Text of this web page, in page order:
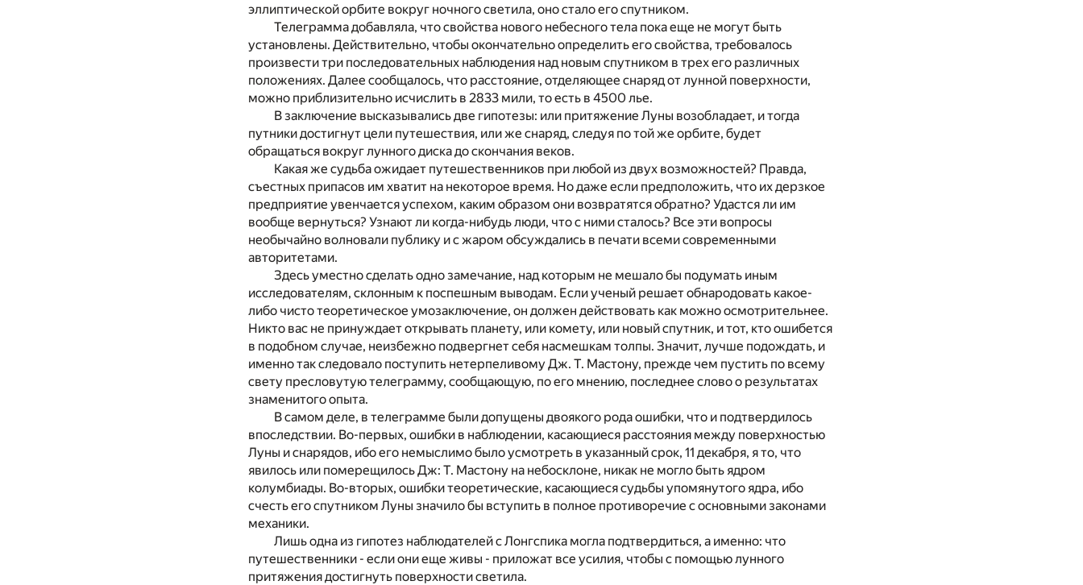
эллиптической орбите вокруг ночного светила, оно стало его спутником.
Телеграмма добавляла, что свойства нового небесного тела пока еще не могут быть
установлены. Действительно, чтобы окончательно определить его свойства, требовалось
произвести три последовательных наблюдения над новым спутником в трех его различных
положениях. Далее сообщалось, что расстояние, отделяющее снаряд от лунной поверхности,
можно приблизительно исчислить в 2833 мили, то есть в 4500 лье.
В заключение высказывались две гипотезы: или притяжение Луны возобладает, и тогда
путники достигнут цели путешествия, или же снаряд, следуя по той же орбите, будет
обращаться вокруг лунного диска до скончания веков.
Какая же судьба ожидает путешественников при любой из двух возможностей? Правда,
съестных припасов им хватит на некоторое время. Но даже если предположить, что их дерзкое
предприятие увенчается успехом, каким образом они возвратятся обратно? Удастся ли им
вообще вернуться? Узнают ли когда-нибудь люди, что с ними сталось? Все эти вопросы
необычайно волновали публику и с жаром обсуждались в печати всеми современными
авторитетами.
Здесь уместно сделать одно замечание, над которым не мешало бы подумать иным
исследователям, склонным к поспешным выводам. Если ученый решает обнародовать какое-
либо чисто теоретическое умозаключение, он должен действовать как можно осмотрительнее.
Никто вас не принуждает открывать планету, или комету, или новый спутник, и тот, кто ошибется
в подобном случае, неизбежно подвергнет себя насмешкам толпы. Значит, лучше подождать, и
именно так следовало поступить нетерпеливому Дж. Т. Мастону, прежде чем пустить по всему
свету пресловутую телеграмму, сообщающую, по его мнению, последнее слово о результатах
знаменитого опыта.
В самом деле, в телеграмме были допущены двоякого рода ошибки, что и подтвердилось
впоследствии. Во-первых, ошибки в наблюдении, касающиеся расстояния между поверхностью
Луны и снарядов, ибо его немыслимо было усмотреть в указанный срок, 11 декабря, я то, что
явилось или померещилось Дж: Т. Мастону на небосклоне, никак не могло быть ядром
колумбиады. Во-вторых, ошибки теоретические, касающиеся судьбы упомянутого ядра, ибо
счесть его спутником Луны значило бы вступить в полное противоречие с основными законами
механики.
Лишь одна из гипотез наблюдателей с Лонгспика могла подтвердиться, а именно: что
путешественники - если они еще живы - приложат все усилия, чтобы с помощью лунного
притяжения достигнуть поверхности светила.